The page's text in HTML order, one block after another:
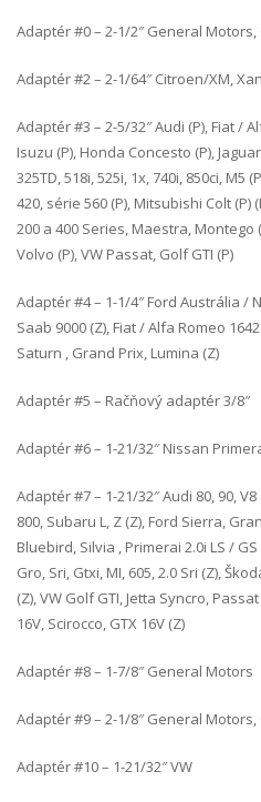
Adaptér #0 – 2-1/2″ General
Adaptér #2 – 2-1/64″ Citroen/XM,
Adaptér #3 – 2-5/32″ Audi (P), Fiat /
Isuzu (P), Honda Concesto (P),
325TD, 518i, 525i, 1x, 740i, 850ci, M5
420, série 560 (P), Mitsubishi Colt (P)
200 a 400 Series, Maestra, Montego
Volvo (P), VW Passat, Golf GTI (P)
Adaptér #4 – 1-1/4″ Ford Austrália /
Saab 9000 (Z), Fiat / Alfa Romeo
Saturn , Grand Prix, Lumina (Z)
Adaptér #5 – Račňový adaptér 3/8″
Adaptér #6 – 1-21/32″ Nissan
Adaptér #7 – 1-21/32″ Audi 80, 90,
800, Subaru L, Z (Z), Ford Sierra,
Bluebird, Silvia , Primerai 2.0i LS / GS
Gro, Sri, Gtxi, MI, 605, 2.0 Sri (Z),
(Z), VW Golf GTI, Jetta Syncro,
16V, Scirocco, GTX 16V (Z)
Adaptér #8 – 1-7/8″ General Motors
Adaptér #9 – 2-1/8″ General
Adaptér #10 – 1-21/32″ VW